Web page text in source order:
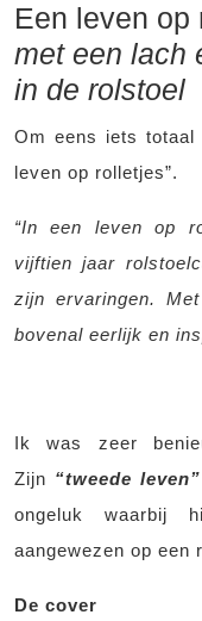
Een leven op
met een lach
in de rolstoel
Om eens iets
leven op rolletjes”.
“In een leven op
vijftien jaar
zijn ervaringen.
bovenal eerlijk en
Ik was zeer
Zijn “tweede leven”
ongeluk waarbij
aangewezen op een
De cover